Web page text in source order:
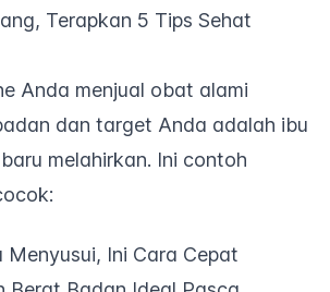
Terapkan 5 Tips Sehat
Anda menjual obat alami
dan target Anda adalah ibu
melahirkan. Ini contoh
Menyusui, Ini Cara Cepat